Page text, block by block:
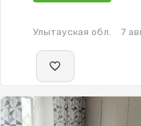
Улытауская обл. 7